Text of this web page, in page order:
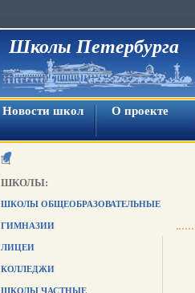
Школы Петербурга
Новости школ О проекте
ШКОЛЫ:
ШКОЛЫ ОБЩЕОБРАЗОВАТЕЛЬНЫЕ
ГИМНАЗИИ
ЛИЦЕИ
КОЛЛЕДЖИ
ШКОЛЫ ЧАСТНЫЕ